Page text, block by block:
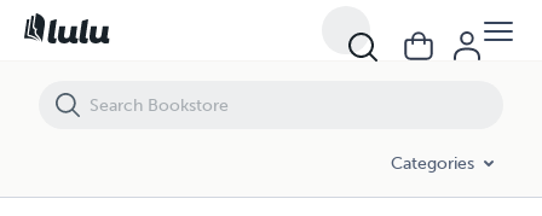
Categories
Narzissten entlarven: Die Wahrheit hinter der Maske.